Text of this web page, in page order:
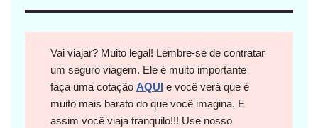
Vai viajar? Muito legal! Lembre-se de contratar
um seguro viagem. Ele é muito importante
faça uma cotação AQUIe você verá que é
muito mais barato do que você imagina. E
assim você viaja tranquilo!!! Use nosso